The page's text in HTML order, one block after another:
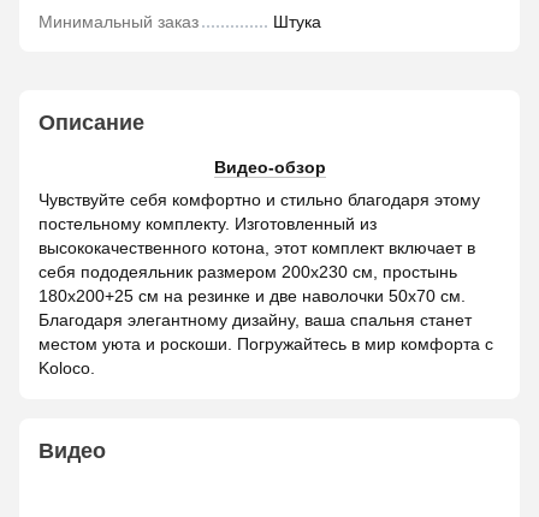
Минимальный заказ Штука
Описание
Видео-обзор
Чувствуйте себя комфортно и стильно благодаря этому
постельному комплекту. Изготовленный из
высококачественного котона, этот комплект включает в
себя пододеяльник размером 200x230 см, простынь
180x200+25 см на резинке и две наволочки 50x70 см.
Благодаря элегантному дизайну, ваша спальня станет
местом уюта и роскоши. Погружайтесь в мир комфорта с
Koloco.
Видео